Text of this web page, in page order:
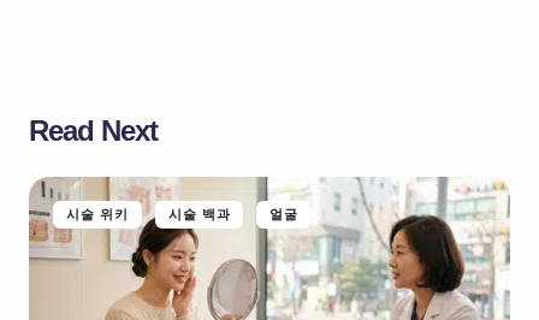
Read Next
시술 위키 시술 백과 얼굴